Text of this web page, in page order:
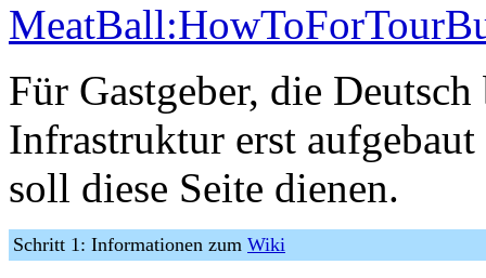
Für Gastgeber, die
Infrastruktur erst
soll diese Seite dienen.
Schritt 1: Informationen zum Wiki